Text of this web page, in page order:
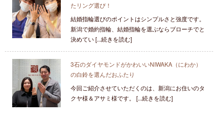
たリング選び！
結婚指輪選びのポイントはシンプルさと強度です。
新潟で婚約指輪、結婚指輪を選ぶならブローチでと
決めてい [...続きを読む]
3石のダイヤモンドがかわいいNIWAKA（にわか）
の白鈴を選んだおふたり
今回ご紹介させていただくのは、新潟にお住いのタ
クヤ様＆アサミ様です。 [...続きを読む]